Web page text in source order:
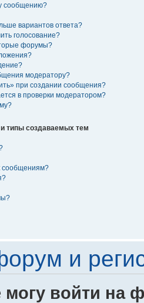
сообщению?
вариантов ответа?
голосование?
форумы?
модератору?
при создании сообщения?
в проверки модератором?
типы создаваемых тем
сообщениям?
и
могу войти на